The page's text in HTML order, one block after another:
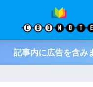
記事内に広告を含み